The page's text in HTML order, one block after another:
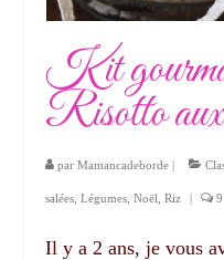
Kit
Risotto aux
par Mamancadeborde |
salées Légumes Noël Riz | 9
Il y a 2 ans, je vous